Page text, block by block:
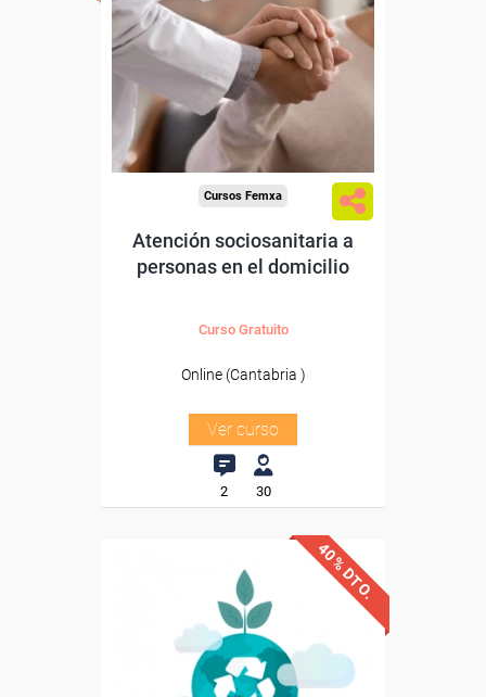
Para desempleados,
trabajadores y autónomos
de Cantabria.
Para todos los sectores.
Cursos Femxa
Atención sociosanitaria a
personas en el domicilio
Curso Gratuito
Online (Cantabria )
Ver curso
2 30
40% DTO.
Avalado y reconocido por
Universidad Nebrija
Sin requisitos de acceso